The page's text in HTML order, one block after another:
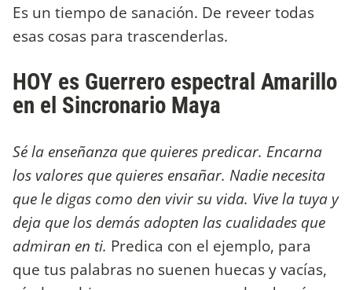
Es un tiempo de sanación. De reveer todas
esas cosas para trascenderlas.
HOY es Guerrero espectral Amarillo
en el Sincronario Maya
Sé la enseñanza que quieres predicar. Encarna
los valores que quieres ensañar. Nadie necesita
que le digas como den vivir su vida. Vive la tuya y
deja que los demás adopten las cualidades que
admiran en ti. Predica con el ejemplo, para
que tus palabras no suenen huecas y vacías,